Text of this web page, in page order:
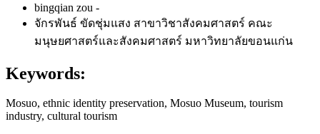
bingqian zou -
จักรพันธ์ ขัดชุ่มแสง สาขาวิชาสังคมศาสตร์ คณะ
มนุษยศาสตร์และสังคมศาสตร์ มหาวิทยาลัยขอนแก่น
Keywords:
Mosuo, ethnic identity preservation, Mosuo Museum, tourism
industry, cultural tourism